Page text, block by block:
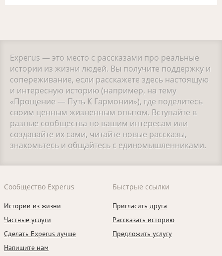
Experus — это место с рассказами про реальные
истории из жизни людей. Вы получите поддержку и
сопереживание, если расскажете здесь настоящую
и интересную историю (например, на тему
«Прощение — Путь К Гармонии»), где поделитесь
своим ценным жизненным опытом. Вступайте в
разные сообщества по вашим интересам или
создавайте их сами, читайте новые рассказы,
знакомьтесь и общайтесь с единомышленниками.
Сообщество Experus
Истории из жизни
Частные услуги
Сделать Experus лучше
Напишите нам
Быстрые ссылки
Пригласить друга
Рассказать историю
Предложить услугу